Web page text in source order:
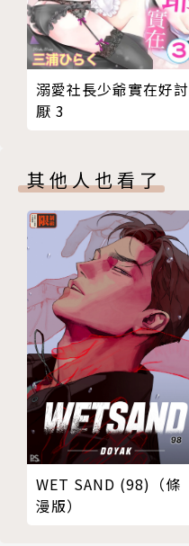
溺愛社長少爺實在好討
厭 3
其他人也看了
WET SAND (98)（條
漫版）